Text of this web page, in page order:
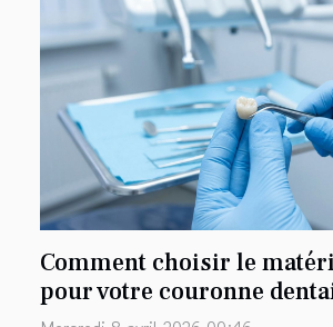
Comment choisir le
pour votre couronne